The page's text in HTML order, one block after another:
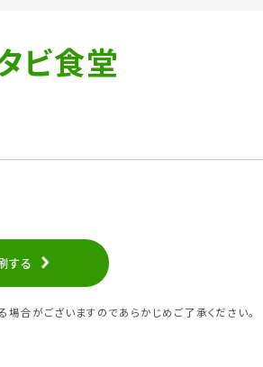
ビ食堂
する
合がございますのであらかじめご了承ください。